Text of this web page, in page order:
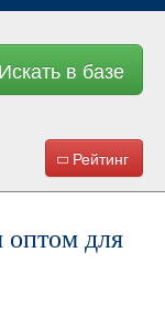
Искать в базе
Рейтинг
оптом для